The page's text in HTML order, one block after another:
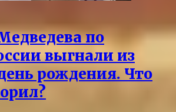
по
выгнали из
рождения. Что